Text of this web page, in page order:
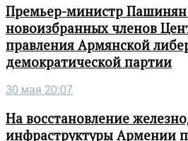
Премьер-министр
новоизбранных членов
правления Армянской
демократической партии
30 мая 20:07
На восстановление
инфраструктуры Армении